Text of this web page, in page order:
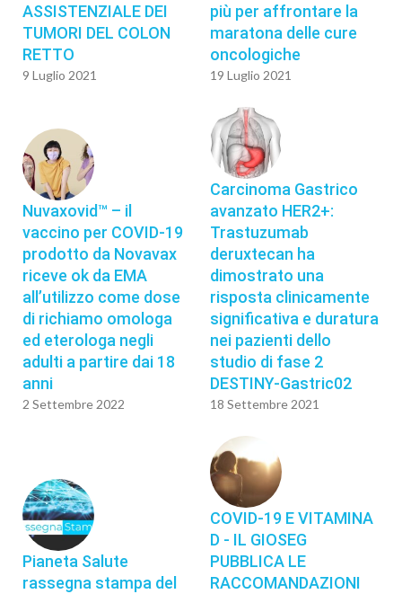
ASSISTENZIALE DEI
TUMORI DEL COLON
RETTO
9 Luglio 2021
più per affrontare la
maratona delle cure
oncologiche
19 Luglio 2021
Nuvaxovid™ – il
vaccino per COVID-19
prodotto da Novavax
riceve ok da EMA
all’utilizzo come dose
di richiamo omologa
ed eterologa negli
adulti a partire dai 18
anni
2 Settembre 2022
Carcinoma Gastrico
avanzato HER2+:
Trastuzumab
deruxtecan ha
dimostrato una
risposta clinicamente
significativa e duratura
nei pazienti dello
studio di fase 2
DESTINY-Gastric02
18 Settembre 2021
Pianeta Salute
rassegna stampa del
COVID-19 E VITAMINA
D - IL GIOSEG
PUBBLICA LE
RACCOMANDAZIONI